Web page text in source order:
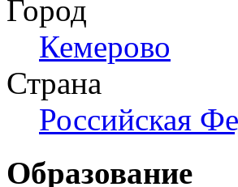
Город
Кемерово
Страна
Российская
Образование